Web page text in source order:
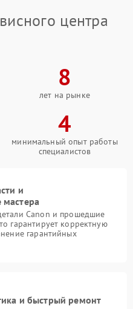
центра
8
лет на рынке
4
минимальный опыт работы
специалистов
и
Canon и прошедшие
гарантирует корректную
гарантийных
и быстрый ремонт